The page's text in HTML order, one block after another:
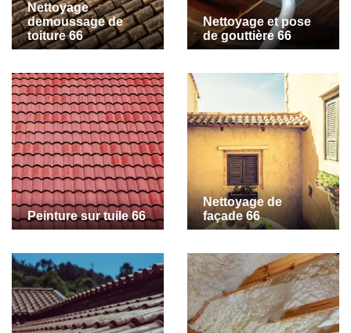
Nettoyage
demoussage de
toiture 66
Nettoyage et pose
de gouttière 66
Peinture sur tuile 66
Nettoyage de
façade 66